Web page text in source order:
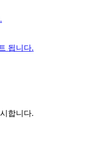
됩니다.
합니다.